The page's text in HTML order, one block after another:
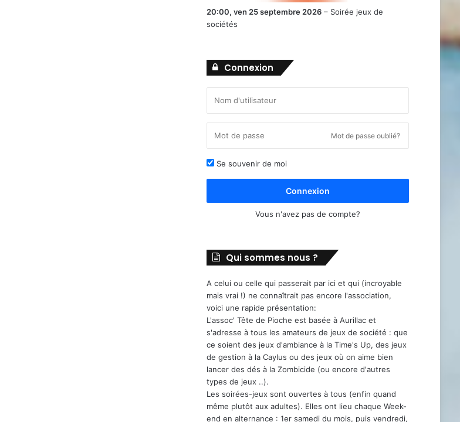
20:00, ven 25 septembre 2026 – Soirée jeux de
sociétés
Connexion
Mot de passe oublié?
Se souvenir de moi
Connexion
Vous n'avez pas de compte?
Qui sommes nous ?
A celui ou celle qui passerait par ici et qui (incroyable
mais vrai !) ne connaîtrait pas encore l'association,
voici une rapide présentation:
L'assoc' Tête de Pioche est basée à Aurillac et
s'adresse à tous les amateurs de jeux de société : que
ce soient des jeux d'ambiance à la Time's Up, des jeux
de gestion à la Caylus ou des jeux où on aime bien
lancer des dés à la Zombicide (ou encore d'autres
types de jeux ..).
Les soirées-jeux sont ouvertes à tous (enfin quand
même plutôt aux adultes). Elles ont lieu chaque Week-
end en alternance : 1er samedi du mois, puis vendredi,